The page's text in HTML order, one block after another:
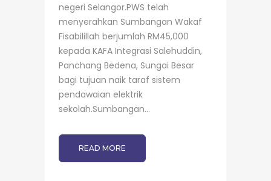
negeri Selangor.PWS telah
menyerahkan Sumbangan Wakaf
Fisabilillah berjumlah RM45,000
kepada KAFA Integrasi Salehuddin,
Panchang Bedena, Sungai Besar
bagi tujuan naik taraf sistem
pendawaian elektrik
sekolah.Sumbangan...
READ MORE